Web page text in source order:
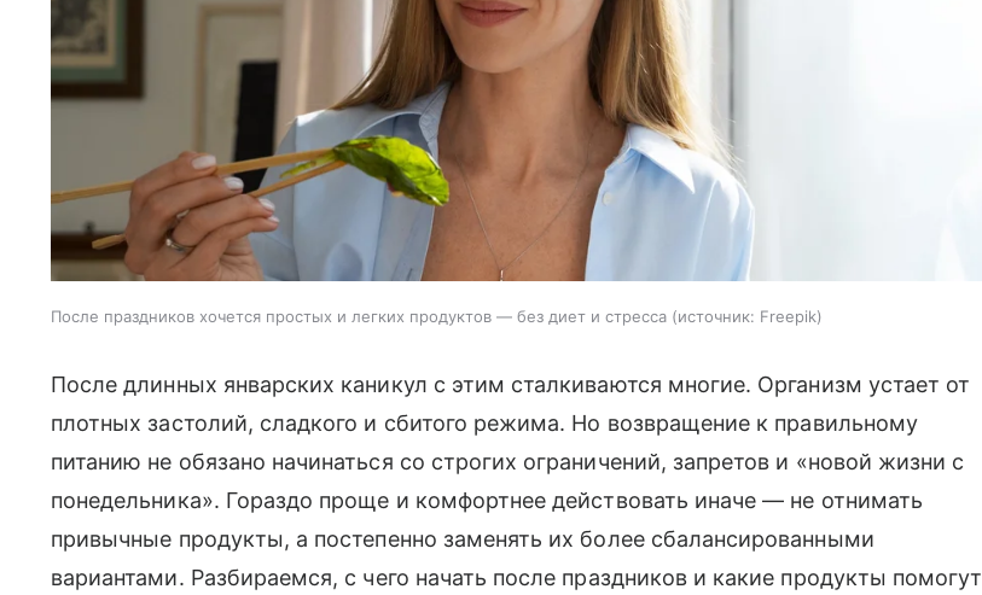
После праздников хочется простых и легких продуктов — без диет и стресса источник: Freepik
После длинных январских каникул с этим сталкиваются многие. Организм устает от
плотных застолий, сладкого и сбитого режима. Но возвращение к правильному
питанию не обязано начинаться со строгих ограничений, запретов и «новой жизни с
понедельника». Гораздо проще и комфортнее действовать иначе — не отнимать
привычные продукты, а постепенно заменять их более сбалансированными
вариантами. Разбираемся, с чего начать после праздников и какие продукты помогут